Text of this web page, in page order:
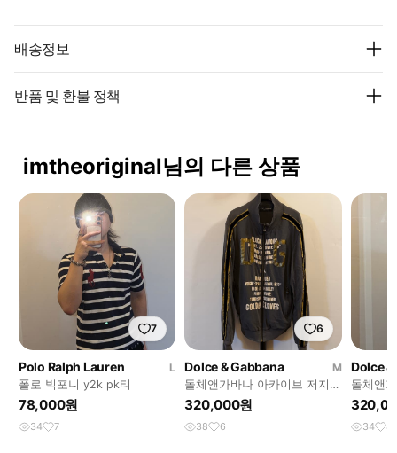
배송정보
반품 및 환불 정책
imtheoriginal님의 다른 상품
7
Polo Ralph Lauren
L
폴로 빅포니 y2k pk티
78,000원
34 7
6
Dolce & Gabbana
M
돌체앤가바나 아카이브 저지
(국내유일)
320,000원
38 6
Dolce
돌체앤
(국내유
34 8